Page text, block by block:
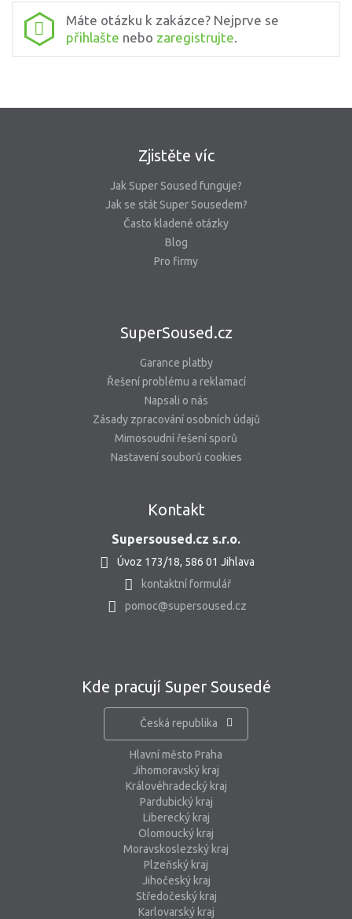
Máte otázku k zakázce? Nejprve se
přihlašte nebo zaregistrujte.
Zjistěte víc
Jak Super Soused funguje?
Jak se stát Super Sousedem?
Často kladené otázky
Blog
Pro firmy
SuperSoused.cz
Garance platby
Řešení problému a reklamací
Napsali o nás
Zásady zpracování osobních údajů
Mimosoudní řešení sporů
Nastavení souborů cookies
Kontakt
Supersoused.cz s.r.o.
Úvoz 173/18, 586 01 Jihlava
kontaktní formulář
pomoc@supersoused.cz
Kde pracují Super Sousedé
Česká republika
Hlavní město Praha
Jihomoravský kraj
Královéhradecký kraj
Pardubický kraj
Liberecký kraj
Olomoucký kraj
Moravskoslezský kraj
Plzeňský kraj
Jihočeský kraj
Středočeský kraj
Karlovarský kraj